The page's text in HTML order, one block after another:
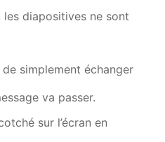
diapositives ne sont
simplement échanger
va passer.
sur l’écran en